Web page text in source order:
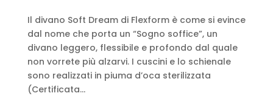
Il divano Soft Dream di Flexform è come si evince
dal nome che porta un “Sogno soffice”, un
divano leggero, flessibile e profondo dal quale
non vorrete più alzarvi. I cuscini e lo schienale
sono realizzati in piuma d’oca sterilizzata
(Certificata...